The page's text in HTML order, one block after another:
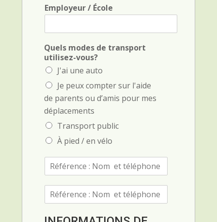
Employeur / École
Quels modes de transport
utilisez-vous?
J'ai une auto
Je peux compter sur l'aide
de parents ou d’amis pour mes
déplacements
Transport public
À pied / en vélo
n
é